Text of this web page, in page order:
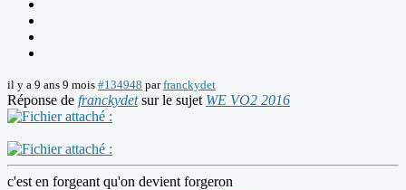
il y a 9 ans 9 mois #134948 parfranckydet
Réponse de franckydetsur le sujet WE VO2 2016
c'est en forgeant qu'on devient forgeron